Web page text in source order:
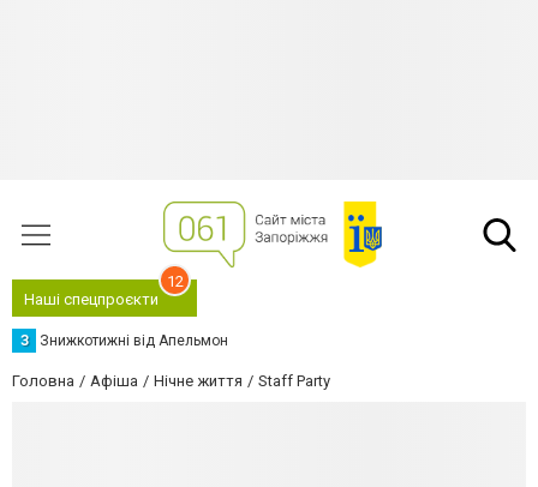
Наші спецпроєкти
12
З Знижкотижні від Апельмон
Головна Афіша Нічне життя Staff Party